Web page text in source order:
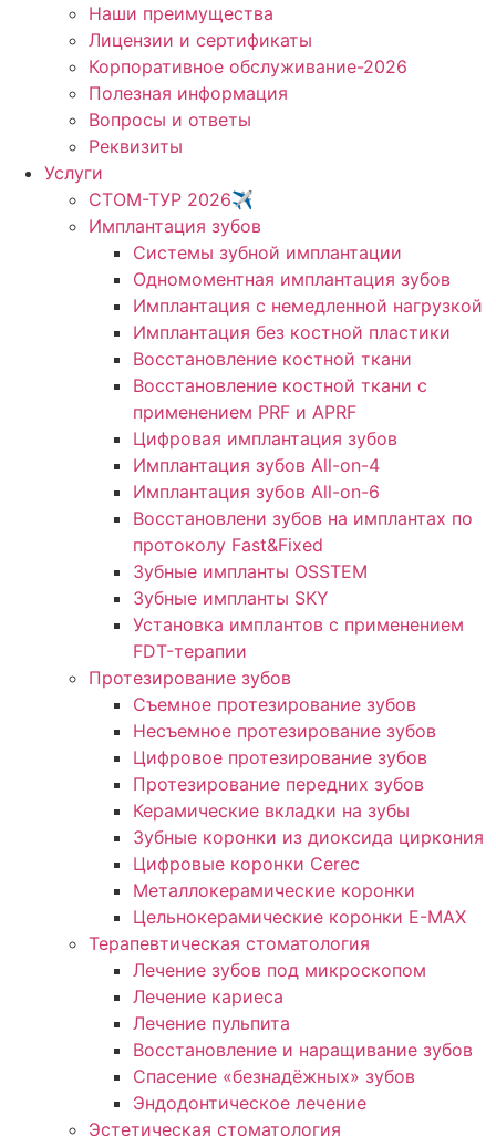
Наши преимущества
Лицензии и сертификаты
Корпоративное обслуживание-2026
Полезная информация
Вопросы и ответы
Реквизиты
Услуги
СТОМ-ТУР 2026✈️
Имплантация зубов
Системы зубной имплантации
Одномоментная имплантация зубов
Имплантация с немедленной нагрузкой
Имплантация без костной пластики
Восстановление костной ткани
Восстановление костной ткани с
применением PRF и APRF
Цифровая имплантация зубов
Имплантация зубов All-on-4
Имплантация зубов All-on-6
Восстановлени зубов на имплантах по
протоколу Fast&Fixed
Зубные импланты OSSTEM
Зубные импланты SKY
Установка имплантов с применением
FDT-терапии
Протезирование зубов
Съемное протезирование зубов
Несъемное протезирование зубов
Цифровое протезирование зубов
Протезирование передних зубов
Керамические вкладки на зубы
Зубные коронки из диоксида циркония
Цифровые коронки Cerec
Металлокерамические коронки
Цельнокерамические коронки E-MAX
Терапевтическая стоматология
Лечение зубов под микроскопом
Лечение кариеса
Лечение пульпита
Восстановление и наращивание зубов
Спасение «безнадёжных» зубов
Эндодонтическое лечение
Эстетическая стоматология